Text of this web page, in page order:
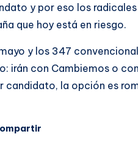
y por eso los radicales
que hoy está en riesgo.
y los 347
irán con Cambiemos o
candidato, la opción es